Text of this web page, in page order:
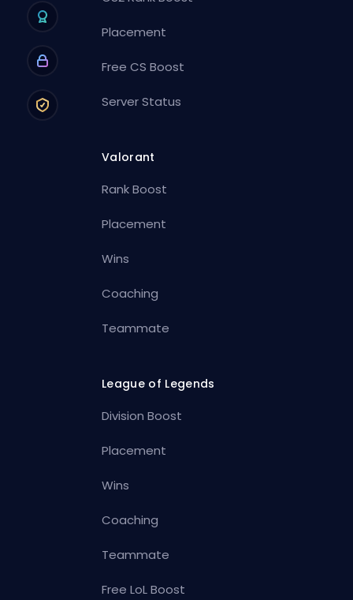
Placement
Free CS Boost
Server Status
Valorant
Rank Boost
Placement
Wins
Coaching
Teammate
League of Legends
Division Boost
Placement
Wins
Coaching
Teammate
Free LoL Boost